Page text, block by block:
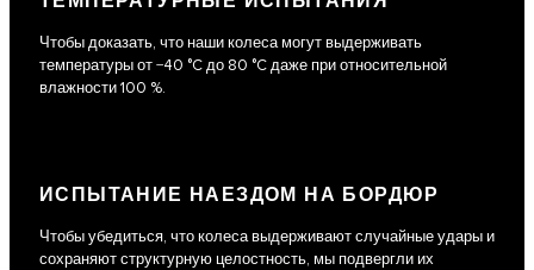
Чтобы доказать, что наши колеса могут выдерживать
температуры от −40 °C до 80 °C даже при относительной
влажности 100 %.
ИСПЫТАНИЕ НАЕЗДОМ НА БОРДЮР
Чтобы убедиться, что колеса выдерживают случайные удары и
сохраняют структурную целостность, мы подвергли их